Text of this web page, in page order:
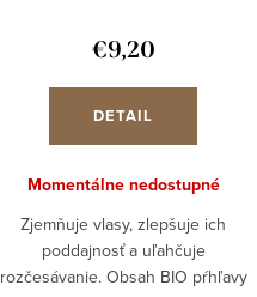
€9,20
DETAIL
Momentálne nedostupné
Zjemňuje vlasy, zlepšuje ich
poddajnosť a uľahčuje
rozčesávanie. Obsah BIO pŕhľavy